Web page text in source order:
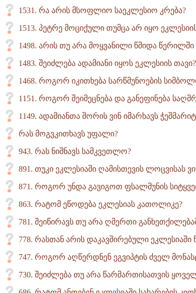
1531. რა არის მსოფლიო საეკლესიო კრება?
1513. პეტრე მოციქული თუმცა არ იყო
1498. არის თუ არა მოყვანილი წმიდა
1483. შეიძლება ადამიანი იყოს ეკლესიის თავი?
1468. როგორ იკითხება სარწმუნოების
1151. როგორ შეიმეცნება და განეფინება
1149. ადამიანთა შორის ვინ იმარხავს
რას მოგვკითხავს უფალი?
943. რას ნიშნავს სამკვეთლო?
891. თუკი ეკლესიაში ღამისთევის ლოცვისას
871. როგორ უნდა გავიგოთ ფსალმუნის
863. რატომ ეწოდება ეკლესიას კათოლიკე?
781. შეიწირავს თუ არა ღმერთი
778. რასთან არის დაკავშირებული
747. როგორ აღწერდნენ ეგვიპტის ძველ
730. შეიძლება თუ არა წარმართისათვის